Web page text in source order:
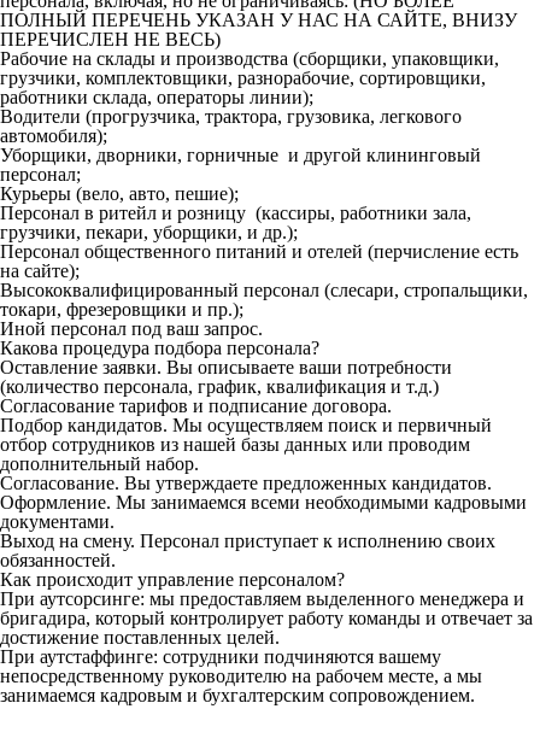
ПОЛНЫЙ ПЕРЕЧЕНЬ УКАЗАН У НАС НА САЙТЕ, ВНИЗУ
ПЕРЕЧИСЛЕН НЕ ВЕСЬ)
Рабочие на склады и производства (сборщики, упаковщики,
грузчики, комплектовщики, разнорабочие, сортировщики,
работники склада, операторы линии);
Водители (прогрузчика, трактора, грузовика, легкового
автомобиля);
Уборщики, дворники, горничные и другой клининговый
персонал;
Курьеры (вело, авто, пешие);
Персонал в ритейл и розницу (кассиры, работники зала,
грузчики, пекари, уборщики, и др.);
Персонал общественного питаний и отелей (перчисление есть
на сайте);
Высококвалифицированный персонал (слесари, стропальщики,
токари, фрезеровщики и пр.);
Иной персонал под ваш запрос.
Какова процедура подбора персонала?
Оставление заявки. Вы описываете ваши потребности
(количество персонала, график, квалификация и т.д.)
Согласование тарифов и подписание договора.
Подбор кандидатов. Мы осуществляем поиск и первичный
отбор сотрудников из нашей базы данных или проводим
дополнительный набор.
Согласование. Вы утверждаете предложенных кандидатов.
Оформление. Мы занимаемся всеми необходимыми кадровыми
документами.
Выход на смену. Персонал приступает к исполнению своих
обязанностей.
Как происходит управление персоналом?
При аутсорсинге: мы предоставляем выделенного менеджера и
бригадира, который контролирует работу команды и отвечает за
достижение поставленных целей.
При аутстаффинге: сотрудники подчиняются вашему
непосредственному руководителю на рабочем месте, а мы
занимаемся кадровым и бухгалтерским сопровождением.